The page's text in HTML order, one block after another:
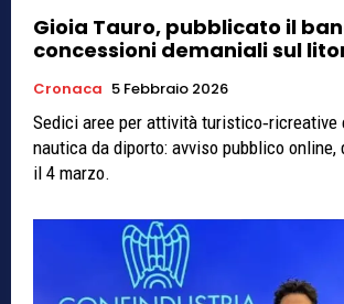
Gioia Tauro, pubblicato il
concessioni demaniali sul
Cronaca 5 Febbraio 2026
Sedici aree per attività turistico‑ricreative
nautica da diporto: avviso pubblico online,
il 4 marzo.